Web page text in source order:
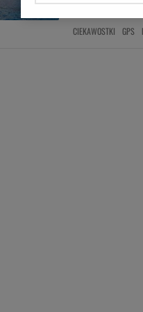
CIEKAWOSTKI GPS
dotyczące plików
odnośnik „Ustawienia
My, nasi Zaufani